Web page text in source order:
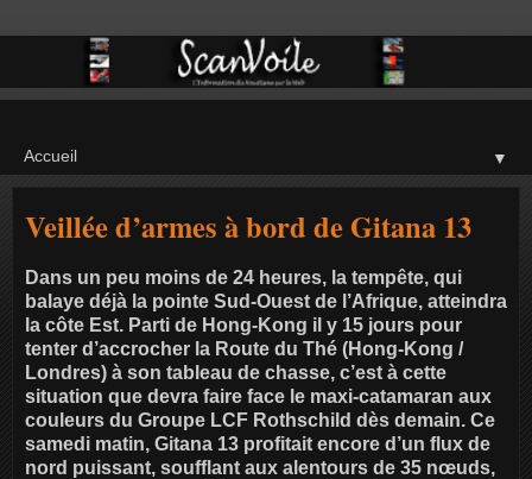
▼
Veillée d’armes à bord de Gitana 13
Dans un peu moins de 24 heures, la tempête, qui
balaye déjà la pointe Sud-Ouest de l’Afrique, atteindra
la côte Est. Parti de Hong-Kong il y 15 jours pour
tenter d’accrocher la Route du Thé (Hong-Kong /
Londres) à son tableau de chasse, c’est à cette
situation que devra faire face le maxi-catamaran aux
couleurs du Groupe LCF Rothschild dès demain. Ce
samedi matin, Gitana 13 profitait encore d’un flux de
nord puissant, soufflant aux alentours de 35 nœuds,